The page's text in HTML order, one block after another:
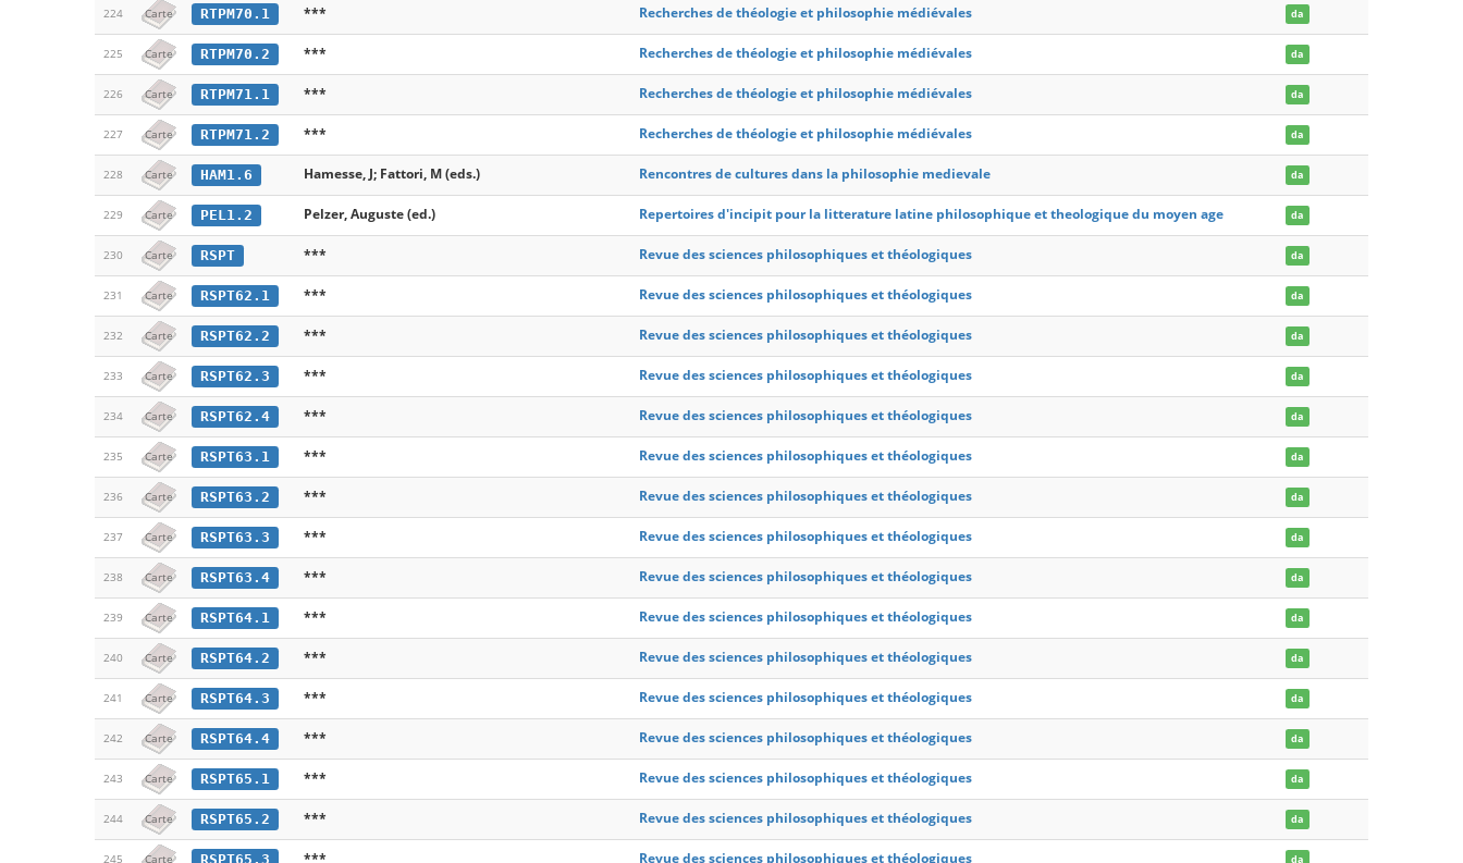
224 Carte RTPM70.1 *** Recherches de théologie et philosophie médiévales da
225 Carte RTPM70.2 *** Recherches de théologie et philosophie médiévales da
226 Carte RTPM71.1 *** Recherches de théologie et philosophie médiévales da
227 Carte RTPM71.2 *** Recherches de théologie et philosophie médiévales da
228 Carte HAM1.6 Hamesse, J; Fattori, M (eds.) Rencontres de cultures dans la philosophie medievale da
229 Carte PEL1.2 Pelzer, Auguste (ed.) Repertoires d'incipit pour la litterature latine philosophique et theologique du moyen age da
230 Carte RSPT *** Revue des sciences philosophiques et théologiques da
231 Carte RSPT62.1 *** Revue des sciences philosophiques et théologiques da
232 Carte RSPT62.2 *** Revue des sciences philosophiques et théologiques da
233 Carte RSPT62.3 *** Revue des sciences philosophiques et théologiques da
234 Carte RSPT62.4 *** Revue des sciences philosophiques et théologiques da
235 Carte RSPT63.1 *** Revue des sciences philosophiques et théologiques da
236 Carte RSPT63.2 *** Revue des sciences philosophiques et théologiques da
237 Carte RSPT63.3 *** Revue des sciences philosophiques et théologiques da
238 Carte RSPT63.4 *** Revue des sciences philosophiques et théologiques da
239 Carte RSPT64.1 *** Revue des sciences philosophiques et théologiques da
240 Carte RSPT64.2 *** Revue des sciences philosophiques et théologiques da
241 Carte RSPT64.3 *** Revue des sciences philosophiques et théologiques da
242 Carte RSPT64.4 *** Revue des sciences philosophiques et théologiques da
243 Carte RSPT65.1 *** Revue des sciences philosophiques et théologiques da
244 Carte RSPT65.2 *** Revue des sciences philosophiques et théologiques da
245 Carte RSPT65.3 *** Revue des sciences philosophiques et théologiques da